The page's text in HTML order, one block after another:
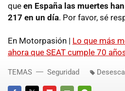
que en España las muertes
217 en un día. Por favor, sé
En Motorpasión | Lo que más
ahora que SEAT cumple 70
TEMAS Seguridad